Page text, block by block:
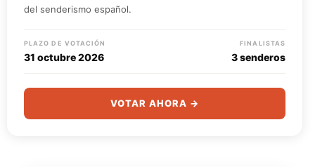
del senderismo español.
PLAZO DE VOTACIÓN
31 octubre 2026
FINALISTAS
3 senderos
VOTAR AHORA →